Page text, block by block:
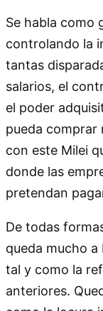
Se habla como
controlando la
tantas
salarios, el
el poder
pueda comprar
con este Milei
donde las
pretendan
De todas
queda mucho a
tal y como la
anteriores.